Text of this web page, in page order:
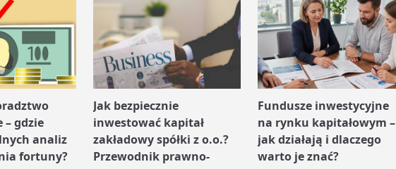
gdzie
analiz
fortuny?
Jak bezpiecznie
inwestować kapitał
zakładowy spółki z o.o.?
Przewodnik prawno-
Fundusze inwestycyjne
na rynku kapitałowym –
jak działają i dlaczego
warto je znać?